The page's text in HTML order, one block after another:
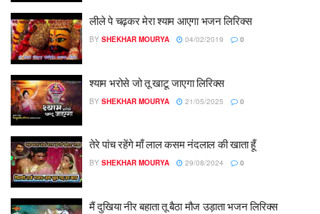
लीले पे चढ़कर मेरा श्याम आएगा भजन लिरिक्स
BY SHEKHAR MOURYA 04/02/2019 0
श्याम भरोसे जो तू खाटू जाएगा लिरिक्स
BY SHEKHAR MOURYA 21/05/2025 0
तेरे पांच रहेंगे माँ लाल कसम नंदलाल की खाता हूँ
BY SHEKHAR MOURYA 29/08/2024 0
मैं दुखिया नीर बहाता तू बैठा मौज उड़ाता भजन लिरिक्स